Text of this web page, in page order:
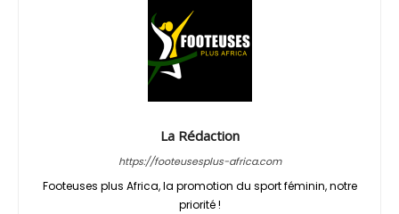
La Rédaction
https://footeusesplus-africa.com
Footeuses plus Africa, la promotion du sport féminin, notre
priorité !